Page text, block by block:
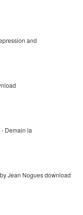
and
Demain la
Jean Nogues download